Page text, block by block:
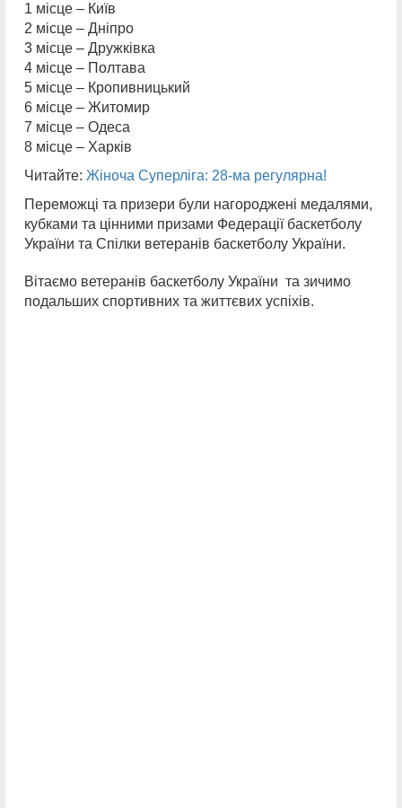
1 місце – Київ
2 місце – Дніпро
3 місце – Дружківка
4 місце – Полтава
5 місце – Кропивницький
6 місце – Житомир
7 місце – Одеса
8 місце – Харків
Читайте: Жіноча Суперліга: 28-ма регулярна!
Переможці та призери були нагороджені медалями,
кубками та цінними призами Федерації баскетболу
України та Спілки ветеранів баскетболу України.
Вітаємо ветеранів баскетболу України та зичимо
подальших спортивних та життєвих успіхів.